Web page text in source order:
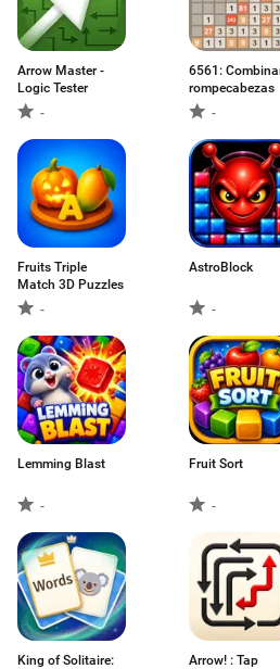
Arrow Master -
Logic Tester
-
6561:
rompecabezas
-
Fruits Triple
Match 3D Puzzles
-
AstroBlock
-
Lemming Blast
-
Fruit Sort
-
King of Solitaire:
Arrow! : Tap